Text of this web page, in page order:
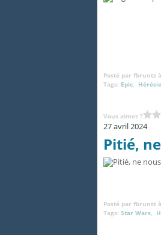
Posté par fbruntz
Tags: Epic,
Vous aimez ?
27 avril 2024
Pitié,
Posté par fbruntz
Tags: Star Wars,